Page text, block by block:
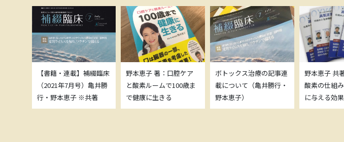
【書籍・連載】補綴臨床
（2021年7月号）亀井勝
行・野本恵子 ※共著
野本恵子 著：口腔ケア
と酸素ルームで100歳ま
で健康に生きる
ボトックス治療の記事連
載について（亀井勝行・
野本恵子）
野本恵子 共
酸素の仕組
に与える効果